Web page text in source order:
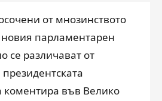
от мнозинството
парламентарен
се различават от
коментира във Велико